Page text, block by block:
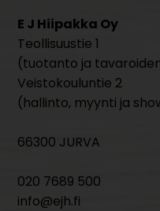
E J Hiipakka Oy
Teollisuustie 1
(tuotanto ja
Veistokouluntie 2
(hallinto, myynti ja
66300 JURVA
020 7689 500
info@ejh.fi